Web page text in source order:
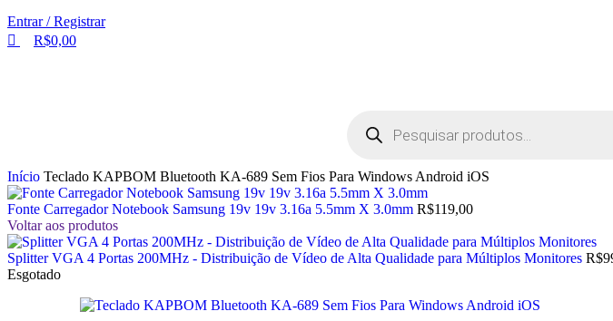
Entrar / Registrar
R$0,00
Início Teclado KAPBOM Bluetooth KA-689 Sem Fios Para Windows Android iOS
Fonte Carregador Notebook Samsung 19v 19v 3.16a 5.5mm X 3.0mm R$119,00
Voltar aos produtos
Splitter VGA 4 Portas 200MHz - Distribuição de Vídeo de Alta Qualidade para Múltiplos Monitores R$
Esgotado